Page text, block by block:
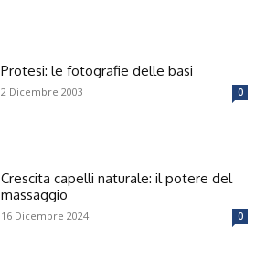
Protesi: le fotografie delle basi
2 Dicembre 2003 0
Crescita capelli naturale: il potere del
massaggio
16 Dicembre 2024 0